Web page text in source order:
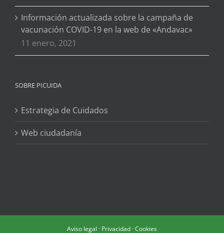
Información actualizada sobre la campaña de
vacunación COVID-19 en la web de «Andavac»
11 enero, 2021
SOBRE PICUIDA
Estrategia de Cuidados
Web ciudadanía
Aviso legal · Privacidad ·Cookies